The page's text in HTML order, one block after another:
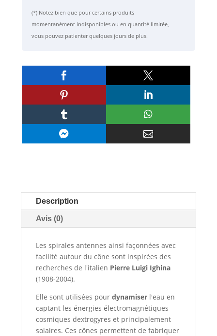
(*) Notez bien que pour certains produits
momentanément indisponibles ou en quantité limitée,
vous pouvez patienter quelques jours de plus.








Description
Avis (0)
Les spirales antennes ainsi façonnées avec
facilité autour du cône sont inspirées des
recherches de l'italien Pierre Luigi Ighina
(1908-2004).
Elle sont utilisées pourdynamiser l'eau en
captant les énergies électromagnétiques
cosmiques dextrogyres et principalement
solaires. Ces cônes permettent de fabriquer